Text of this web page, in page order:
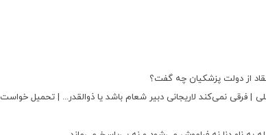
از دولت پزشکیان چه گفت؟
فرقی نمی‌کند لاریجانی دبیر شعام باشد یا ذوالقدر... | تحمیل خواست